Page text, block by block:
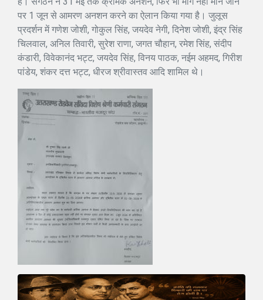
पर 1 जून से आमरण अनशन करने का ऐलान किया गया है। जुलूस
प्रदर्शन में गणेश जोशी, गोकुल सिंह, जयदेव नेगी, दिनेश जोशी, इंद्र सिंह
चिलवाल, अनिल तिवारी, सुरेश राणा, जगत चौहान, रमेश सिंह, संदीप
कंडारी, विवेकानंद भट्ट, जयदेव सिंह, विनय पाठक, नईम अहमद, गिरीश
पांडेय, शंकर दत्त भट्ट, धीरज श्रीवास्तव आदि शामिल थे।